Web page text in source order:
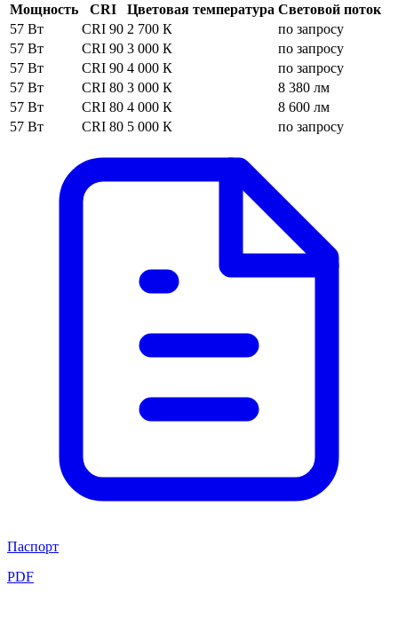
Мощность
CRI Цветовая температура Световой поток
57 Вт
CRI 90 2 700 К
по запросу
57 Вт
CRI 90 3 000 К
по запросу
57 Вт
CRI 90 4 000 К
по запросу
57 Вт
CRI 80 3 000 К
8 380 лм
57 Вт
CRI 80 4 000 К
8 600 лм
57 Вт
CRI 80 5 000 К по запросу
Паспорт
PDF